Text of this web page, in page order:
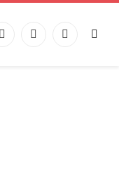
Facebook
X
Instagram